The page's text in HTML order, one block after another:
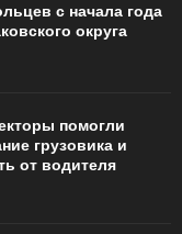
с начала года
округа
помогли
грузовика и
от водителя